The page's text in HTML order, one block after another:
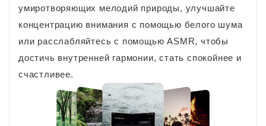
умиротворяющих мелодий природы, улучшайте
концентрацию внимания с помощью белого шума
или расслабляйтесь с помощью ASMR, чтобы
достичь внутренней гармонии, стать спокойнее и
счастливее.